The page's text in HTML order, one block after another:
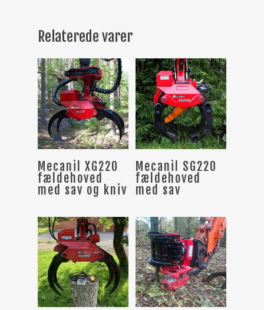
Relaterede varer
Læs Mere
Mecanil XG220
fældehoved
med sav og kniv
Læs Mere
Mecanil SG220
fældehoved
med sav